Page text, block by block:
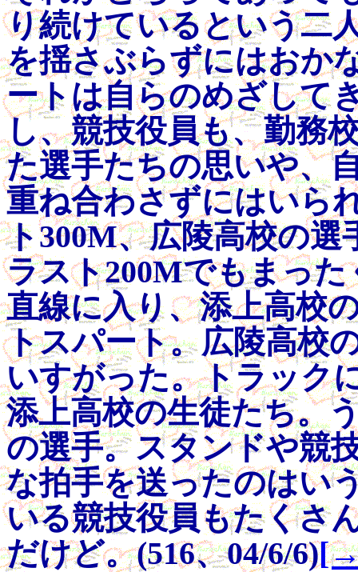
り続けているという二
を揺さぶらずにはおか
ートは自らのめざして
し、競技役員も、勤務
た選手たちの思いや、
重ね合わさずにはいら
ト300M、広陵高校の
ラスト200Mでもまっ
直線に入り、添上高校
トスパート。広陵高校
いすがった。トラック
添上高校の生徒たち。
の選手。スタンドや競
な拍手を送ったのはい
いる競技役員もたくさ
だけど。(516、04/6/6)[→